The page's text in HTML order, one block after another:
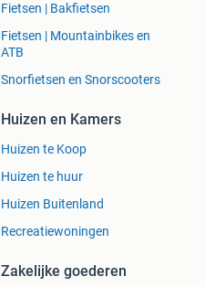
Fietsen | Bakfietsen
Fietsen | Mountainbikes en
ATB
Snorfietsen en Snorscooters
Huizen en Kamers
Huizen te Koop
Huizen te huur
Huizen Buitenland
Recreatiewoningen
Zakelijke goederen